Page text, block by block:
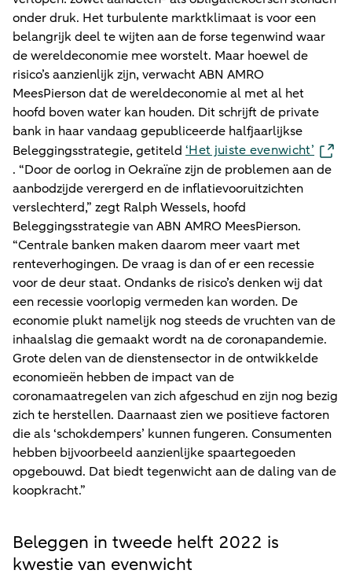
onder druk. Het turbulente marktklimaat is voor een
belangrijk deel te wijten aan de forse tegenwind waar
de wereldeconomie mee worstelt. Maar hoewel de
risico’s aanzienlijk zijn, verwacht ABN AMRO
MeesPierson dat de wereldeconomie al met al het
hoofd boven water kan houden. Dit schrijft de private
bank in haar vandaag gepubliceerde halfjaarlijkse
Beleggingsstrategie, getiteld ‘Het juiste evenwicht’
. “Door de oorlog in Oekraïne zijn de problemen aan de
aanbodzijde verergerd en de inflatievooruitzichten
verslechterd,” zegt Ralph Wessels, hoofd
Beleggingsstrategie van ABN AMRO MeesPierson.
“Centrale banken maken daarom meer vaart met
renteverhogingen. De vraag is dan of er een recessie
voor de deur staat. Ondanks de risico’s denken wij dat
een recessie voorlopig vermeden kan worden. De
economie plukt namelijk nog steeds de vruchten van de
inhaalslag die gemaakt wordt na de coronapandemie.
Grote delen van de dienstensector in de ontwikkelde
economieën hebben de impact van de
coronamaatregelen van zich afgeschud en zijn nog bezig
zich te herstellen. Daarnaast zien we positieve factoren
die als ‘schokdempers’ kunnen fungeren. Consumenten
hebben bijvoorbeeld aanzienlijke spaartegoeden
opgebouwd. Dat biedt tegenwicht aan de daling van de
koopkracht.”
Beleggen in tweede helft 2022 is
kwestie van evenwicht